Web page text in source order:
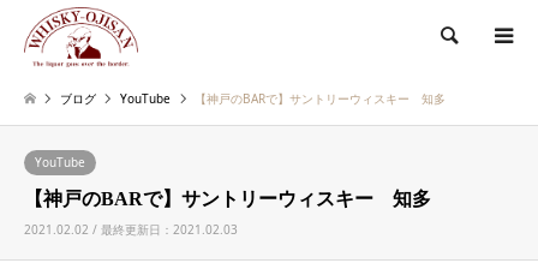
検索
ブログ YouTube 【神戸のBARで】サントリーウィスキー 知多
YouTube
【神戸のBARで】サントリーウィスキー 知多
2021.02.02 / 最終更新日：2021.02.03